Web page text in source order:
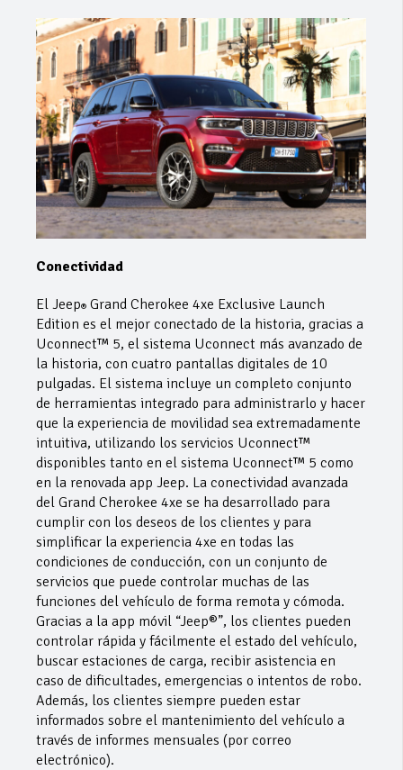
Conectividad
El Jeep® Grand Cherokee 4xe Exclusive Launch
Edition es el mejor conectado de la historia, gracias a
Uconnect™ 5, el sistema Uconnect más avanzado de
la historia, con cuatro pantallas digitales de 10
pulgadas. El sistema incluye un completo conjunto
de herramientas integrado para administrarlo y hacer
que la experiencia de movilidad sea extremadamente
intuitiva, utilizando los servicios Uconnect™
disponibles tanto en el sistema Uconnect™ 5 como
en la renovada app Jeep. La conectividad avanzada
del Grand Cherokee 4xe se ha desarrollado para
cumplir con los deseos de los clientes y para
simplificar la experiencia 4xe en todas las
condiciones de conducción, con un conjunto de
servicios que puede controlar muchas de las
funciones del vehículo de forma remota y cómoda.
Gracias a la app móvil “Jeep®”, los clientes pueden
controlar rápida y fácilmente el estado del vehículo,
buscar estaciones de carga, recibir asistencia en
caso de dificultades, emergencias o intentos de robo.
Además, los clientes siempre pueden estar
informados sobre el mantenimiento del vehículo a
través de informes mensuales (por correo
electrónico).